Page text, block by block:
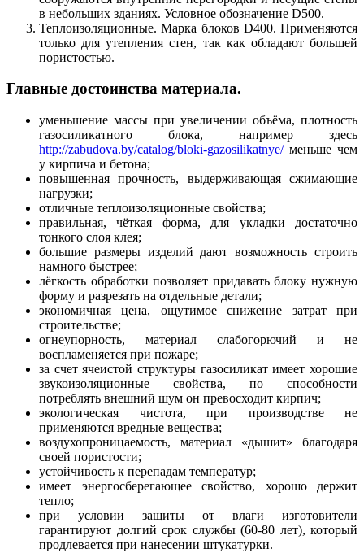
в небольших зданиях. Условное обозначение D500.
Теплоизоляционные. Марка блоков D400. Применяются
только для утепления стен, так как обладают большей
пористостью.
Главные достоинства материала.
уменьшение массы при увеличении объёма, плотность
газосиликатного блока, например здесь
http://zabudova.by/catalog/bloki-gazosilikatnye/меньше чем
у кирпича и бетона;
повышенная прочность, выдерживающая сжимающие
нагрузки;
отличные теплоизоляционные свойства;
правильная, чёткая форма, для укладки достаточно
тонкого слоя клея;
большие размеры изделий дают возможность строить
намного быстрее;
лёгкость обработки позволяет придавать блоку нужную
форму и разрезать на отдельные детали;
экономичная цена, ощутимое снижение затрат при
строительстве;
огнеупорность, материал слабогорючий и не
воспламеняется при пожаре;
за счет ячеистой структуры газосиликат имеет хорошие
звукоизоляционные свойства, по способности
потреблять внешний шум он превосходит кирпич;
экологическая чистота, при производстве не
применяются вредные вещества;
воздухопроницаемость, материал «дышит» благодаря
своей пористости;
устойчивость к перепадам температур;
имеет энергосберегающее свойство, хорошо держит
тепло;
при условии защиты от влаги изготовители
гарантируют долгий срок службы (60-80 лет), который
продлевается при нанесении штукатурки.